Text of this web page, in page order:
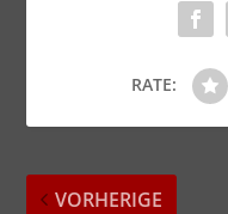
RATE:
VORHERIGE